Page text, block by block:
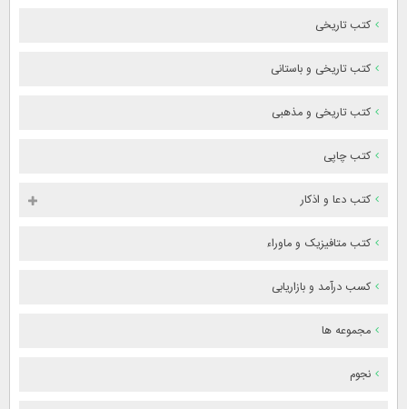
کتب تاریخی
کتب تاریخی و باستانی
کتب تاریخی و مذهبی
کتب چاپی
کتب دعا و اذکار
کتب متافیزیک و ماوراء
کسب درآمد و بازاریابی
مجموعه ها
نجوم